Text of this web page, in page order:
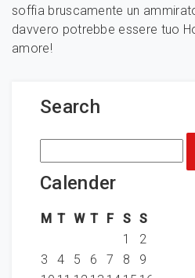
soffia bruscamente un
davvero potrebbe essere tuo
amore!
Search
Search
for:
Calender
M T W T F S S
1
2
3
4 5 6 7 8
9